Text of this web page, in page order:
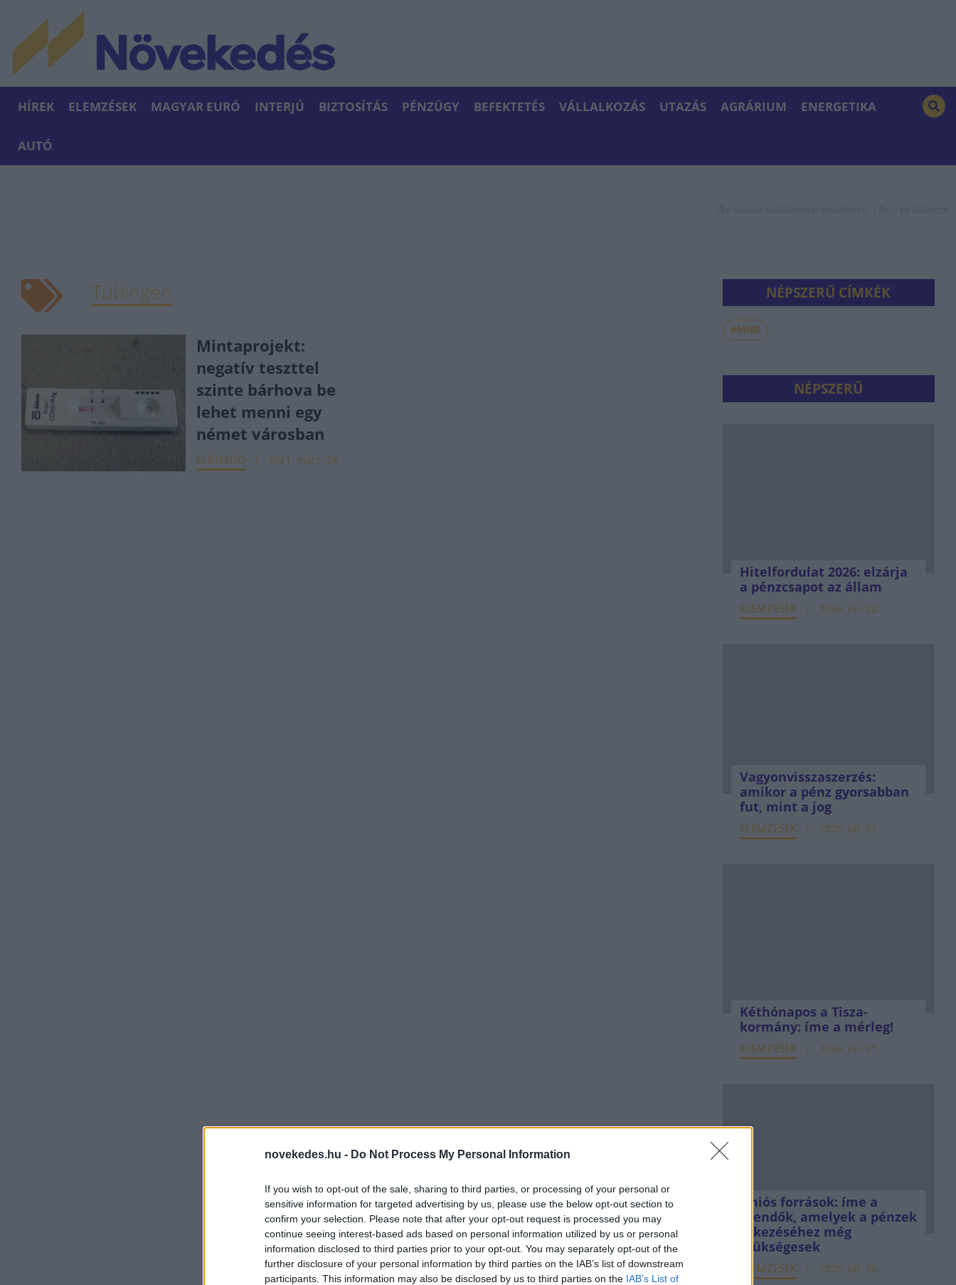
novekedes.hu - Do Not Process My Personal Information
If you wish to opt-out of the sale, sharing to third parties, or processing of your personal or
sensitive information for targeted advertising by us, please use the below opt-out section to
confirm your selection. Please note that after your opt-out request is processed you may
continue seeing interest-based ads based on personal information utilized by us or personal
information disclosed to third parties prior to your opt-out. You may separately opt-out of the
further disclosure of your personal information by third parties on the IAB’s list of downstream
participants. This information may also be disclosed by us to third parties on the IAB’s List of
HÍREK ELEMZÉSEK MAGYAR EURÓ INTERJÚ BIZTOSÍTÁS PÉNZÜGY BEFEKTETÉS VÁLLALKOZÁS UTAZÁS AGRÁRIUM ENERGETIKA
AUTÓ
Tübingen
Mintaprojekt:
negatív teszttel
szinte bárhova be
lehet menni egy
német városban
ÉLETMÓD 2021. márc. 24.
NÉPSZERŰ CÍMKÉK
#MNB
NÉPSZERŰ
Hitelfordulat 2026: elzárja
a pénzcsapot az állam
ELEMZÉSEK 2026. júl. 22.
Vagyonvisszaszerzés:
amikor a pénz gyorsabban
fut, mint a jog
ELEMZÉSEK 2026. júl. 21.
Kéthónapos a Tisza-
kormány: íme a mérleg!
ELEMZÉSEK 2026. júl. 21.
Uniós források: íme a
teendők, amelyek a pénzek
érkezéséhez még
szükségesek
ELEMZÉSEK 2026. júl. 20.